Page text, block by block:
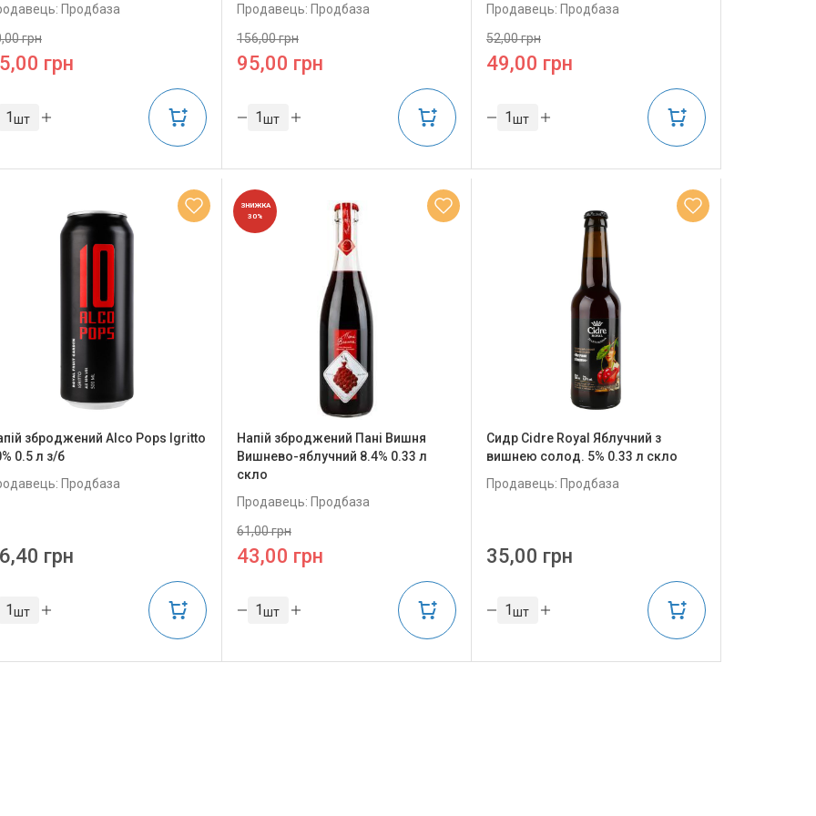
Продбаза
грн
грн
шт
Продавець: Продбаза
156,00 грн
95,00 грн
шт
Продавець: Продбаза
52,00 грн
49,00 грн
шт
зброджений Alco Pops Igritto
0.5 л з/б
Продбаза
грн
шт
ЗНИЖКА
30%
Напій зброджений Пані Вишня
Вишнево-яблучний 8.4% 0.33 л
скло
Продавець: Продбаза
61,00 грн
43,00 грн
шт
Сидр Cidre Royal Яблучний з
вишнею солод. 5% 0.33 л скло
Продавець: Продбаза
35,00 грн
шт